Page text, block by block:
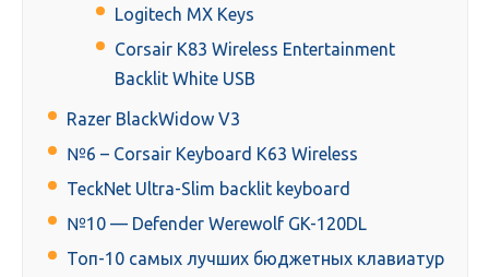
Logitech MX Keys
Corsair K83 Wireless Entertainment
Backlit White USB
Razer BlackWidow V3
№6 – Corsair Keyboard K63 Wireless
TeckNet Ultra-Slim backlit keyboard
№10 — Defender Werewolf GK-120DL
Топ-10 самых лучших бюджетных клавиатур